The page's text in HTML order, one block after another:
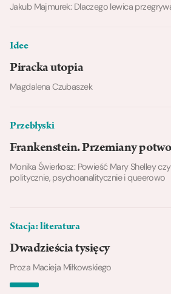
Jakub Majmurek: Dlaczego lewica
Idee
Piracka utopia
Magdalena Czubaszek
Przebłyski
Frankenstein. Przemiany
Monika Świerkosz: Powieść Mary Shelley
politycznie, psychoanalitycznie i queerowo
Stacja: literatura
Dwadzieścia tysięcy
Proza Macieja Miłkowskiego